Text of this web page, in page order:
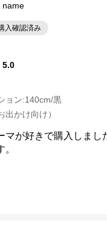
name
入確認済み
5.0
ョン:140cm/黒
出かけ向け）
マが好きで購入しま